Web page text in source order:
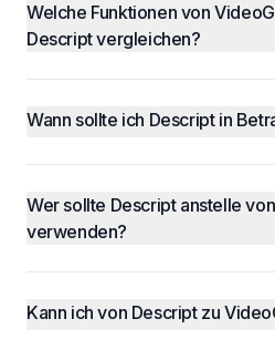
Welche Funktionen von
Descript vergleichen?
Wann sollte ich Descript in
Wer sollte Descript anstelle
verwenden?
Kann ich von Descript zu